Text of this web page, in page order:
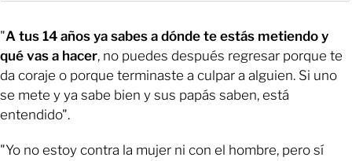
"A tus 14 años ya sabes a dónde te estás metiendo y
qué vas a hacer, no puedes después regresar porque te
da coraje o porque terminaste a culpar a alguien. Si uno
se mete y ya sabe bien y sus papás saben, está
entendido".
"Yo no estoy contra la mujer ni con el hombre, pero sí